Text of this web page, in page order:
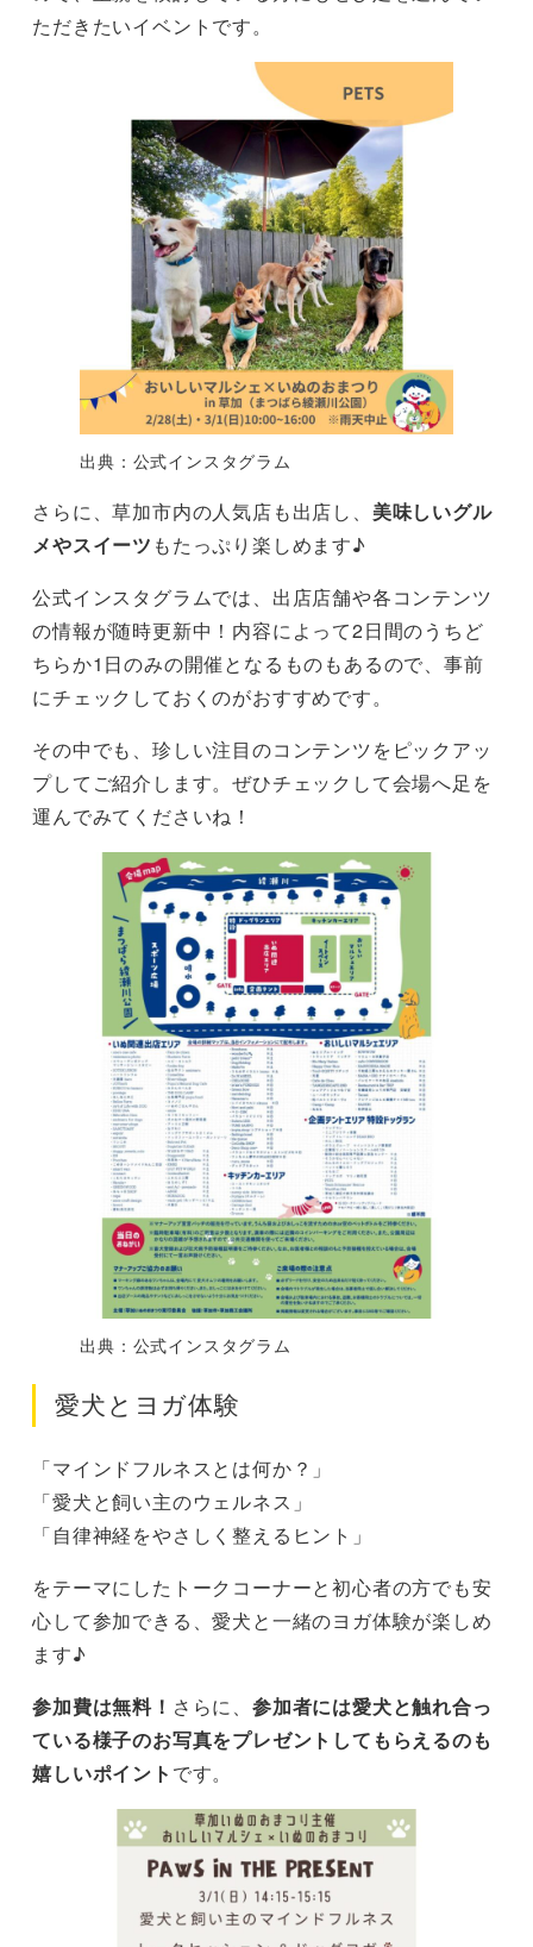
ただきたいイベントです。
出典：公式インスタグラム
さらに、草加市内の人気店も出店し、 美味しいグル
メやスイーツ もたっぷり楽しめます♪
公式インスタグラムでは、出店店舗や各コンテンツ
の情報が随時更新中！内容によって2日間のうちど
ちらか1日のみの開催となるものもあるので、事前
にチェックしておくのがおすすめです。
その中でも、珍しい注目のコンテンツをピックアッ
プしてご紹介します。ぜひチェックして会場へ足を
運んでみてくださいね！
出典：公式インスタグラム
愛犬とヨガ体験
「マインドフルネスとは何か？」
「愛犬と飼い主のウェルネス」
「自律神経をやさしく整えるヒント」
をテーマにしたトークコーナーと初心者の方でも安
心して参加できる、愛犬と一緒のヨガ体験が楽しめ
ます♪
参加費は無料！ さらに、 参加者には愛犬と触れ合っ
ている様子のお写真をプレゼントしてもらえるのも
嬉しいポイント です。